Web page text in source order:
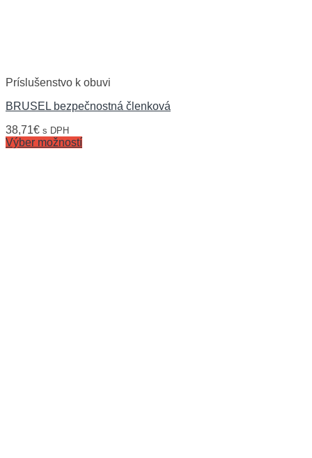
Príslušenstvo k obuvi
BRUSEL bezpečnostná členková
38,71€ s DPH
Výber možností